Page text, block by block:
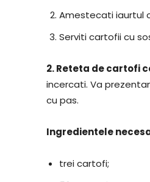
Amestecati iaurtul
Serviti cartofii cu
2.Reteta de cartofi
incercati. Va
cu pas.
Ingredientele
trei cartofi;